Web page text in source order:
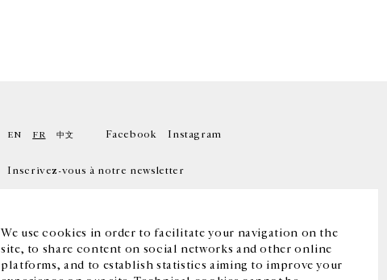
We use cookies in order to facilitate your navigation on the
site, to share content on social networks and other online
platforms, and to establish statistics aiming to improve your
EN FR 中文 Facebook Instagram
Inscrivez-vous à notre newsletter